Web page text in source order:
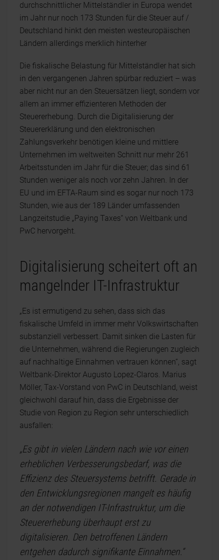
durchschnittlicher Mittelständler in Europa wendet
im Jahr nur noch 173 Stunden für die Steuer auf /
Deutschland hinkt den meisten westeuropäischen
Ländern allerdings merklich hinterher
Die fiskalische Belastung für Mittelständler hat sich
in den vergangenen Jahren spürbar reduziert – was
aber nicht nur an den Steuersätzen liegt, sondern vor
allem an immer effizienteren Methoden der
Steuererhebung. Durch die Digitalisierung der
Steuererklärung und den elektronischen
Zahlungsverkehr benötigen kleine und mittlere
Unternehmen im weltweiten Schnitt nur mehr 261
Arbeitsstunden im Jahr für die Steuer; das sind 61
Stunden weniger als noch vor zehn Jahren. In der
EU und im EFTA-Raum sind es sogar nur noch 173
Stunden, wie aus der 189 Länder umfassenden
Langzeitstudie „Paying Taxes“ von Weltbank und
PwC hervorgeht.
Digitalisierung scheitert oft an
mangelnder IT-Infrastruktur
„Es ist ermutigend zu sehen, dass sich das
fiskalische Umfeld in immer mehr Volkswirtschaften
substanziell verbessert. Damit sinken die Lasten für
die Unternehmen, während die Regierungen zugleich
auf nachhaltige Einnahmen vertrauen können“, sagt
Weltbank-Direktor Augusto Lopez-Claros. Marius
Möller, Tax-Vorstand von PwC in Deutschland, weist
gleichwohl darauf hin, dass die Ergebnisse der
Studie von Region zu Region sehr unterschiedlich
ausfallen:
„Es gibt in vielen Ländern nach wie vor einen
erheblichen Verbesserungsbedarf, was die
Effizienz des Steuersystems betrifft. Gerade in
den Entwicklungsregionen mangelt es häufig
an der notwendigen IT-Infrastruktur, um die
Steuererhebung überhaupt erst zu
digitalisieren. Den betroffenen Ländern
entgehen dadurch signifikante Einnahmen.“